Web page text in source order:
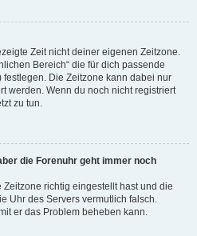
Zeit nicht deiner eigenen Zeitzone.
Bereich“ die für dich passende
Die Zeitzone kann dabei nur
werden. Wenn du noch nicht registriert
zu tun.
die Forenuhr geht immer noch
richtig eingestellt hast und die
Uhr des Servers vermutlich falsch.
er das Problem beheben kann.